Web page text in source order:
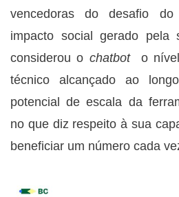
vencedoras do desafio do
impacto social gerado pela
considerou o chatboto nível
técnico alcançado ao
potencial de escala da
no que diz respeito à sua
beneficiar um número cada